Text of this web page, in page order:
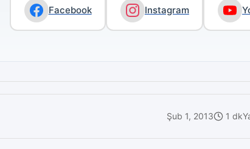
Facebook Instagram
Şub 1, 2013 1 dk